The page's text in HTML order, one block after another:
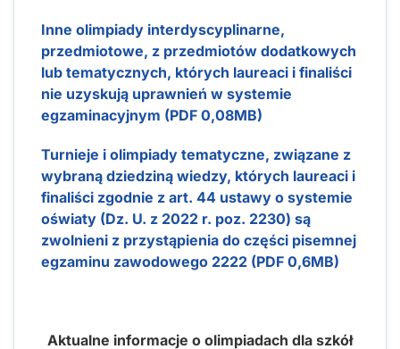
Inne olimpiady interdyscyplinarne,
przedmiotowe, z przedmiotów dodatkowych
lub tematycznych, których laureaci i finaliści
nie uzyskują uprawnień w systemie
egzaminacyjnym (PDF 0,08MB)
Turnieje i olimpiady tematyczne, związane z
wybraną dziedziną wiedzy, których laureaci i
finaliści zgodnie z art. 44 ustawy o systemie
oświaty (Dz. U. z 2022 r. poz. 2230) są
zwolnieni z przystąpienia do części pisemnej
egzaminu zawodowego 2222 (PDF 0,6MB)
Aktualne informacje o olimpiadach dla szkół